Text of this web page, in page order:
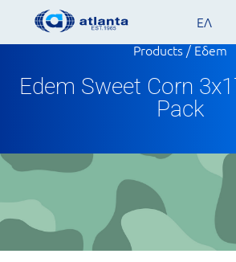
ΕΛ
Products/Eδem
Edem Sweet Corn
Pack